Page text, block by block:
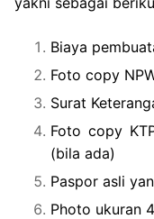
Biaya
Foto copy
Surat
Foto copy
(bila ada)
Paspor asli
Photo ukuran